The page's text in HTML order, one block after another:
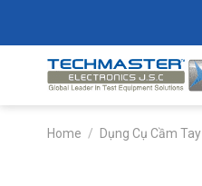
Home / Dụng Cụ Cầm Tay